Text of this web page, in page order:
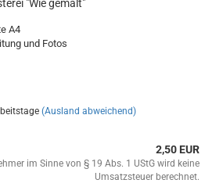
"Wie gemalt"
A4
und Fotos
(Ausland abweichend)
2,50 EUR
im Sinne von § 19 Abs. 1 UStG wird keine
Umsatzsteuer berechnet.